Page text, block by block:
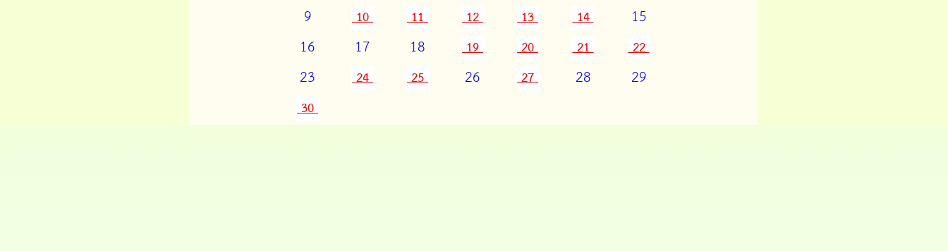
9
10 11 12 13 14
15
16
17 18 19 20 21 22
23 24 25 26 27 28 29
30